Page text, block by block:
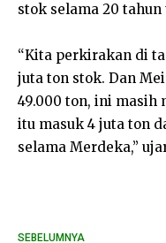
stok selama 20
“Kita perkirakan di
juta ton stok. Dan
49.000 ton, ini masih
itu masuk 4 juta ton
selama Merdeka,”
SEBELUMNYA